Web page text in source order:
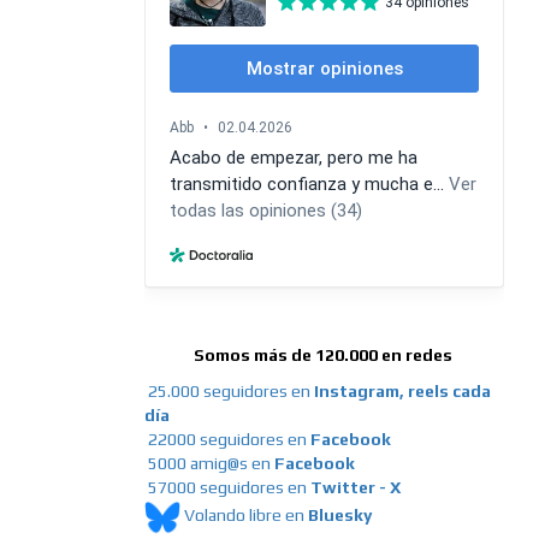
Somos más de 120.000 en redes
25.000 seguidores en Instagram, reels cada
día
22000 seguidores en Facebook
5000 amig@s en Facebook
57000 seguidores en Twitter - X
Volando libre en Bluesky